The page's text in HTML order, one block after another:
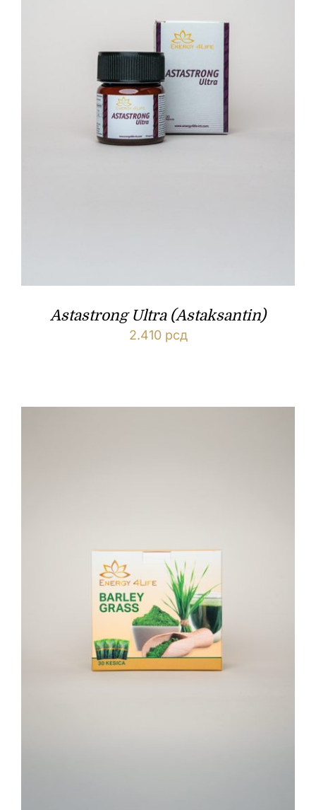
Astastrong Ultra (Astaksantin)
2.410 рсд